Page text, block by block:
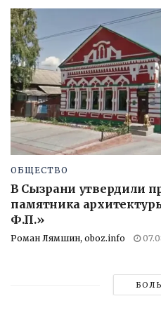
ОБЩЕСТВО
В Сызрани утвердили
памятника
Ф.П.»
Роман Лямшин, oboz.info